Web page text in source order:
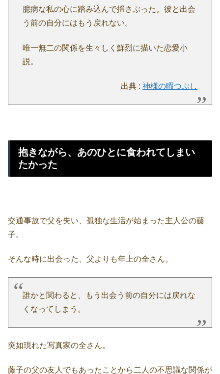
臆病な私の心に踏み込んで揺さぶった。彼と出会
う前の自分にはもう戻れない。
唯一無二の関係を生々しく鮮烈に描いた恋愛小
説。
出典 :神様の暇つぶし
抱きながら、あのひとに食われてしまい
たかった
交通事故で父を失い、孤独な生活が始まった主人公の藤
子。
そんな時に出会った、父よりも年上の全さん。
誰かと関わると、もう出会う前の自分には戻れな
くなってしまう。
突如現れた写真家の全さん。
藤子の父の友人でもあったことから二人の不思議な関係が